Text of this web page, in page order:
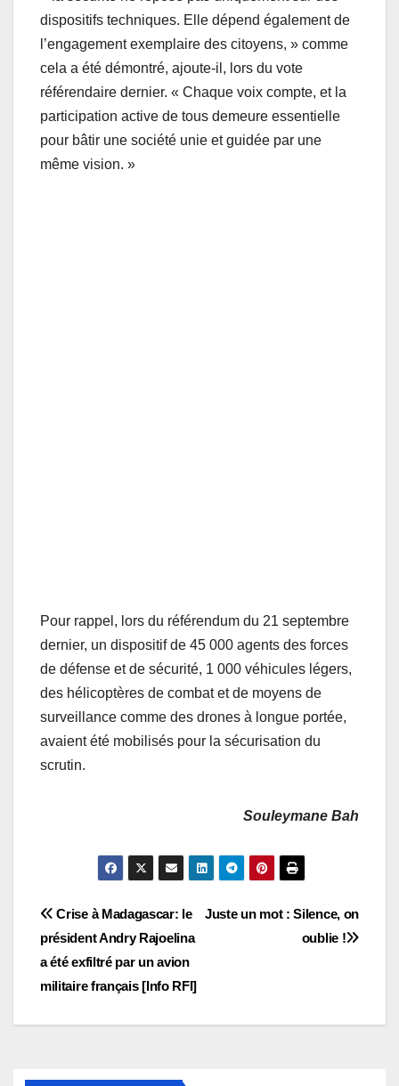
dispositifs techniques. Elle dépend également de
l’engagement exemplaire des citoyens, » comme
cela a été démontré, ajoute-il, lors du vote
référendaire dernier. « Chaque voix compte, et la
participation active de tous demeure essentielle
pour bâtir une société unie et guidée par une
même vision. »
Pour rappel, lors du référendum du 21 septembre
dernier, un dispositif de 45 000 agents des forces
de défense et de sécurité, 1 000 véhicules légers,
des hélicoptères de combat et de moyens de
surveillance comme des drones à longue portée,
avaient été mobilisés pour la sécurisation du
scrutin.
Souleymane Bah
Navigation
de
l’article
Juste un mot : Silence, on
oublie !
Crise à Madagascar: le
président Andry Rajoelina
a été exfiltré par un avion
militaire français [Info RFI]